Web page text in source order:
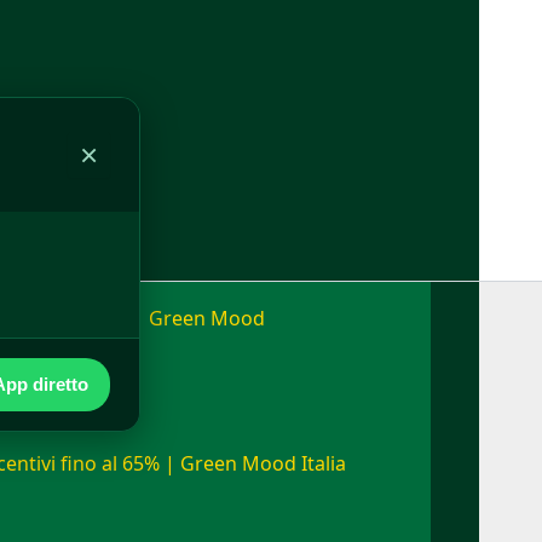
×
diretto
fino a 24h | Green Mood
fino al 65% | Green Mood Italia